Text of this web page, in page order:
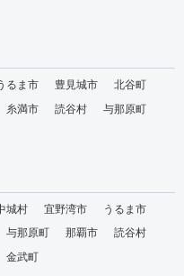
るま市 豊見城市
北谷町
糸満市 読谷村
与那原町
城村 宜野湾市
うるま市
与那原町 那覇市
読谷村
金武町